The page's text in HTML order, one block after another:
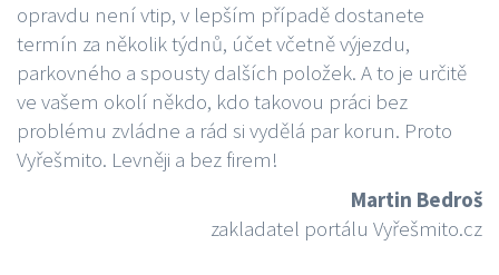
opravdu není vtip, v lepším případě dostanete
termín za několik týdnů, účet včetně výjezdu,
parkovného a spousty dalších položek. A to je určitě
ve vašem okolí někdo, kdo takovou práci bez
problému zvládne a rád si vydělá par korun. Proto
Vyřešmito. Levněji a bez firem!
Martin Bedroš
zakladatel portálu Vyřešmito.cz